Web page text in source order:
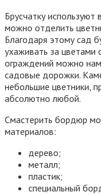
Брусчатку
можно отделить
Благодаря этому сад
ухаживать за
ограждений можно
садовые дорожки.
небольшие цветники,
абсолютно любой.
Смастерить бордюр
материалов:
дерево;
металл;
пластик;
специальный